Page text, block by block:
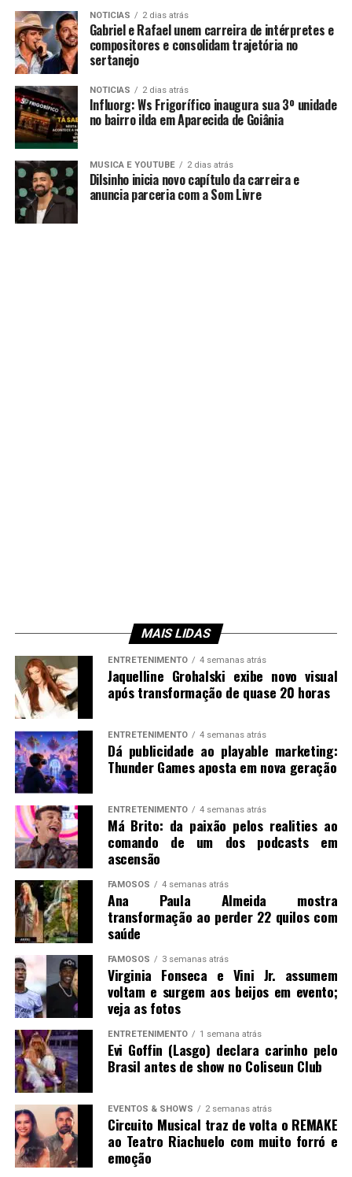
NOTICIAS 2 dias atrás
Gabriel e Rafael unem carreira de intérpretes e
compositores e consolidam trajetória no
sertanejo
NOTICIAS 2 dias atrás
Influorg: Ws Frigorífico inaugura sua 3º unidade
no bairro ilda em Aparecida de Goiânia
MUSICA E YOUTUBE 2 dias atrás
Dilsinho inicia novo capítulo da carreira e
anuncia parceria com a Som Livre
MAIS LIDAS
ENTRETENIMENTO 4 semanas atrás
Jaquelline Grohalski exibe novo visual
após transformação de quase 20 horas
ENTRETENIMENTO 4 semanas atrás
Dá publicidade ao playable marketing:
Thunder Games aposta em nova geração
ENTRETENIMENTO 4 semanas atrás
Má Brito: da paixão pelos realities ao
comando de um dos podcasts em
ascensão
FAMOSOS 4 semanas atrás
Ana Paula Almeida mostra
transformação ao perder 22 quilos com
saúde
FAMOSOS 3 semanas atrás
Virginia Fonseca e Vini Jr. assumem
voltam e surgem aos beijos em evento;
veja as fotos
ENTRETENIMENTO 1 semana atrás
Evi Goffin (Lasgo) declara carinho pelo
Brasil antes de show no Coliseun Club
EVENTOS & SHOWS 2 semanas atrás
Circuito Musical traz de volta o REMAKE
ao Teatro Riachuelo com muito forró e
emoção